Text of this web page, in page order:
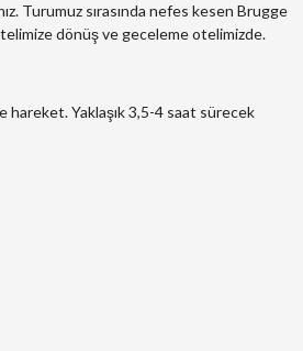
Turumuz sırasında nefes kesen Brugge
dönüş ve geceleme otelimizde.
hareket. Yaklaşık 3,5-4 saat sürecek